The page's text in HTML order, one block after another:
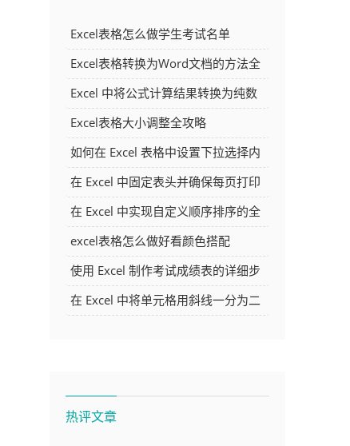
Excel表格怎么做学生考试名单
Excel表格转换为Word文档的方法全
解析
Excel 中将公式计算结果转换为纯数
字的多种方法
Excel表格大小调整全攻略
如何在 Excel 表格中设置下拉选择内
容
在 Excel 中固定表头并确保每页打印
时都显示表头的方法详解
在 Excel 中实现自定义顺序排序的全
面指南
excel表格怎么做好看颜色搭配
使用 Excel 制作考试成绩表的详细步
骤及技巧
在 Excel 中将单元格用斜线一分为二
热评文章